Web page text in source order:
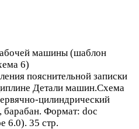
машины (шаблон
6)
пояснительной записки
Детали машин.Схема
цилиндрический
барабан. Формат: doc
6.0). 35 стр.